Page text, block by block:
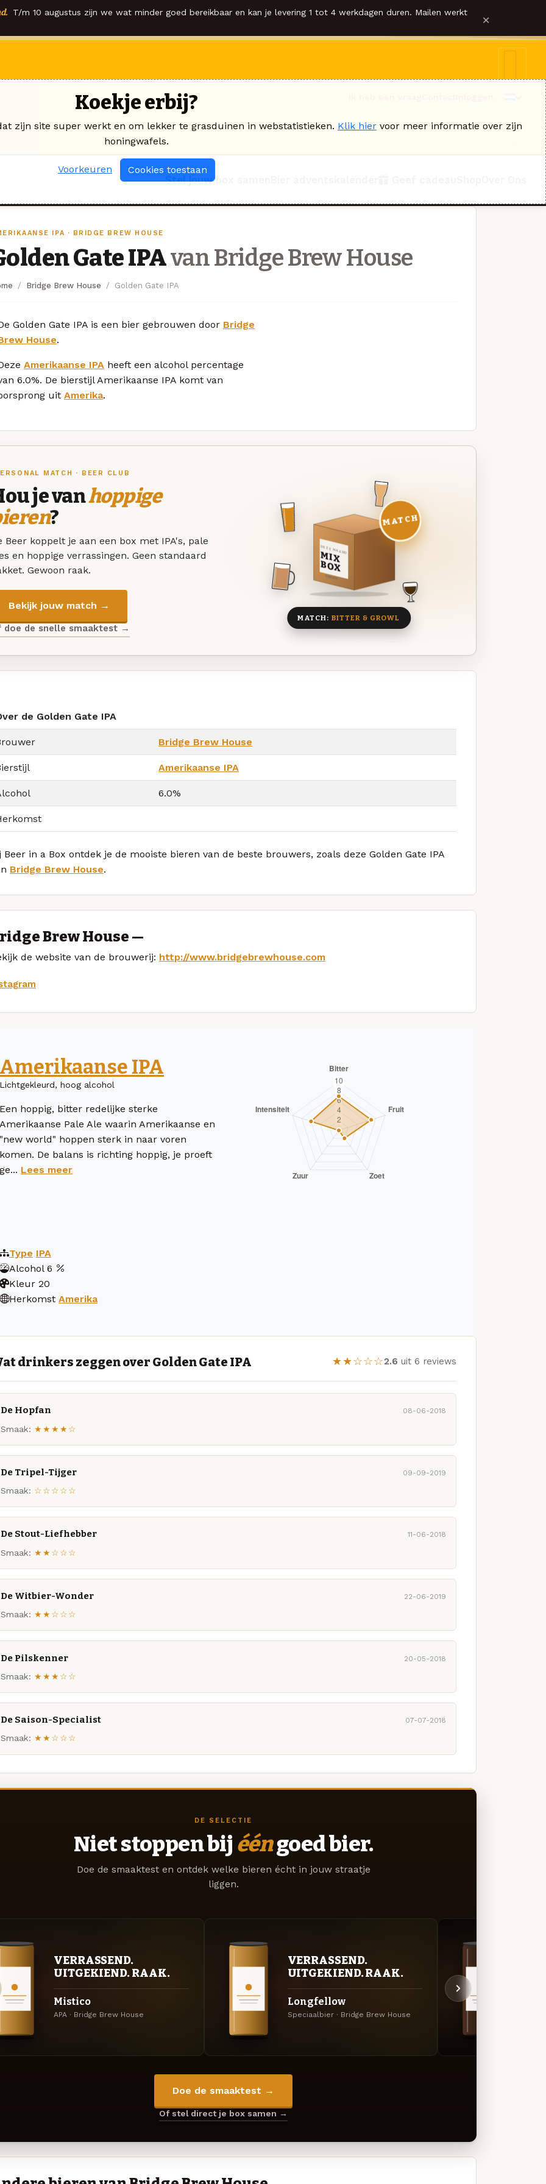
T/m 10 augustus zijn we wat minder goed bereikbaar en kan je levering 1 tot 4 werkdagen duren. Mailen werkt ×
Stel jouw box samen
IPA · BRIDGE BREW HOUSE
Gate IPAvan Bridge Brew House
Bridge Brew House Golden Gate IPA
Golden Gate IPA is een bier gebrouwen door Bridge
House.
Amerikaanse IPA heeft een alcohol percentage
6.0%. De bierstijl Amerikaanse IPA komt van
uit Amerika.
MATCH · BEER CLUB
je vanhoppige
?
Beer koppelt je aan een box met IPA's, pale
en hoppige verrassingen. Geen standaard
Gewoon raak.
Bekijk jouw match →
doe de snelle smaaktest →
DEZE MAAND
MIX
BOX
8 BIEREN
MATCH
MATCH: BITTER & GROWL
de Golden Gate IPA
Bridge Brew House
Amerikaanse IPA
6.0%
Beer in a Box ontdek je de mooiste bieren van de beste brouwers, zoals deze Golden Gate IPA
Bridge Brew House.
Brew House —
de website van de brouwerij: http://www.bridgebrewhouse.com
Amerikaanse IPA
Lichtgekleurd, hoog alcohol
Een hoppig, bitter redelijke sterke
Amerikaanse Pale Ale waarin Amerikaanse en
"new world" hoppen sterk in naar voren
komen. De balans is richting hoppig, je proeft
ge... Lees meer
Type IPA
Alcohol 6
Kleur 20
Herkomst Amerika
drinkers zeggen over Golden Gate IPA ★★☆☆☆2.6 uit 6 reviews
De Hopfan 08-06-2018
Smaak: ★★★★☆
De Tripel-Tijger 09-09-2019
Smaak: ☆☆☆☆☆
De Stout-Liefhebber 11-06-2018
Smaak: ★★☆☆☆
De Witbier-Wonder 22-06-2019
Smaak: ★★☆☆☆
De Pilskenner 20-05-2018
Smaak: ★★★☆☆
De Saison-Specialist 07-07-2018
Smaak: ★★☆☆☆
DE SELECTIE
Niet stoppen bij ééngoed bier.
Doe de smaaktest en ontdek welke bieren écht in jouw straatje
liggen.
VERRASSEND.
UITGEKIEND. RAAK.
Mistico
APA · Bridge Brew House
VERRASSEND.
UITGEKIEND. RAAK.
Longfellow
Speciaalbier · Bridge Brew House
Doe de smaaktest →
Of stel direct je box samen →
Koekje erbij?
zijn site super werkt en om lekker te grasduinen in webstatistieken. Klik hier voor meer informatie over zijn
honingwafels.
Voorkeuren Cookies toestaan